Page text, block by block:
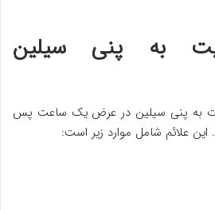
به پنی‌ سیلین
به پنی سیلین در عرض یک ساعت پس
این علائم شامل موارد زیر است: